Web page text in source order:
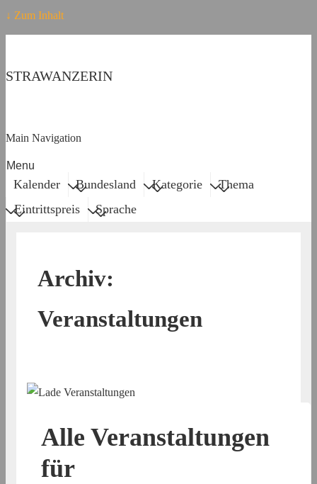
↓ Zum Inhalt
STRAWANZERIN
Main Navigation
Menu
Kalender Bundesland Kategorie
Thema
Eintrittspreis
Sprache
Archiv:
Veranstaltungen
Alle Veranstaltungen
für